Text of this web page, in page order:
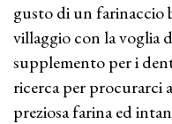
gusto di un farinaccio
villaggio con la voglia
supplemento per i
ricerca per procurarci
preziosa farina ed